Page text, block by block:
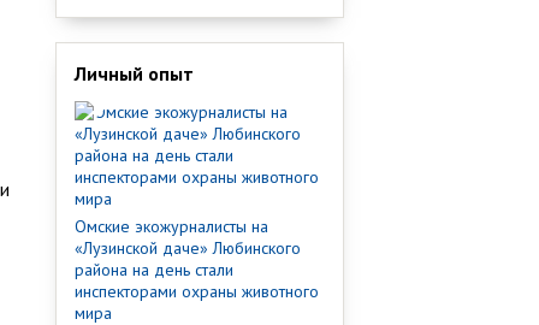
Личный опыт
Омские экожурналисты на
«Лузинской даче» Любинского
района на день стали
инспекторами охраны животного
мира